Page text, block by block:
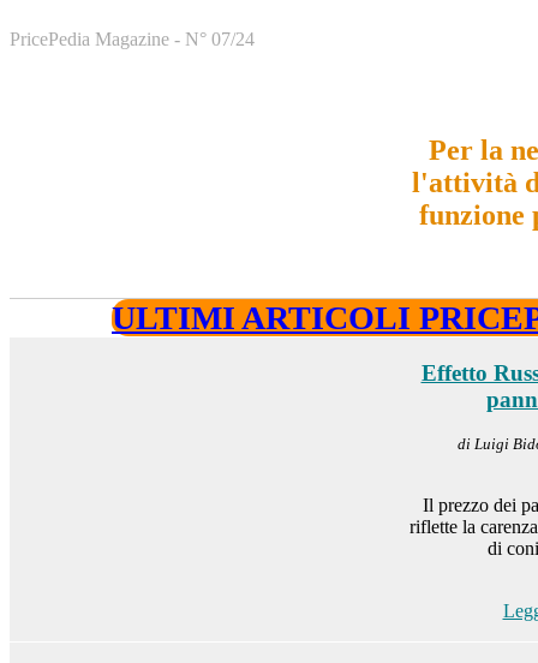
PricePedia Magazine - N° 07/24
Per la
l'attività
funzione
ULTIMI ARTICOLI
Effetto
di Luigi
Il prezzo dei
riflette la
di